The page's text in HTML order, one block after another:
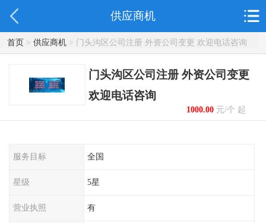
供应商机
首页> 供应商机> 门头沟区公司注册 外资公司变更 欢迎电话咨询
门头沟区公司注册 外资公司变更
欢迎电话咨询
1000.00元/个 起
服务目标 全国
星级 5星
营业执照 有